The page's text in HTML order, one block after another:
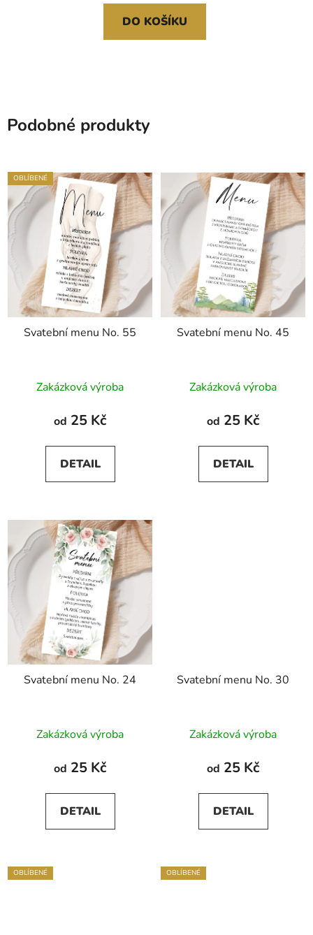
DO KOŠÍKU
Podobné produkty
OBLÍBENÉ
Svatební menu No. 55
Zakázková výroba
od 25 Kč
DETAIL
Svatební menu No. 45
Zakázková výroba
od 25 Kč
DETAIL
Svatební menu No. 24
Zakázková výroba
od 25 Kč
DETAIL
Svatební menu No. 30
Zakázková výroba
od 25 Kč
DETAIL
OBLÍBENÉ OBLÍBENÉ